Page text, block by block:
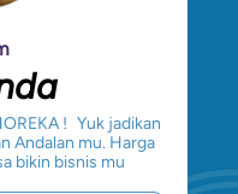
! Yuk jadikan
Andalan mu. Harga
bikin bisnis mu